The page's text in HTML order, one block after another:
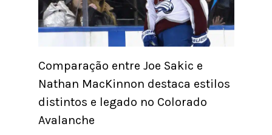
Comparação entre Joe Sakic e
Nathan MacKinnon destaca estilos
distintos e legado no Colorado
Avalanche